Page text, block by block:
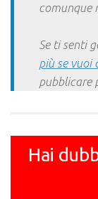
comunque
Se ti senti
più se vuoi
pubblicare
Hai